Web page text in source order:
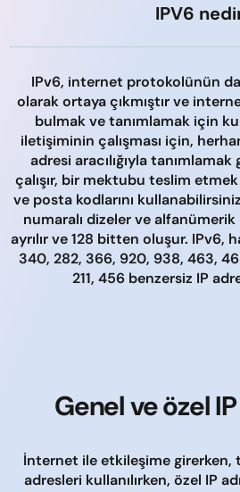
IPV6
IPv6, internet protokolünün
olarak ortaya çıkmıştır ve
bulmak ve tanımlamak için
iletişiminin çalışması için,
adresi aracılığıyla tanımlamak
çalışır, bir mektubu teslim
ve posta kodlarını
numaralı dizeler ve
ayrılır ve 128 bitten oluşur. IPv6,
340, 282, 366, 920, 938, 463,
211, 456 benzersiz IP
Genel ve özel
İnternet ile etkileşime girerken,
adresleri kullanılırken, özel IP